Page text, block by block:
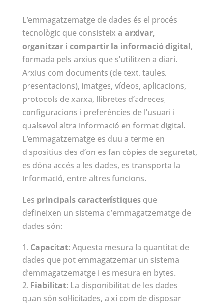
L’emmagatzematge de dades és el procés
tecnològic que consisteix a arxivar,
organitzar i compartir la informació digital,
formada pels arxius que s’utilitzen a diari.
Arxius com documents (de text, taules,
presentacions), imatges, vídeos, aplicacions,
protocols de xarxa, llibretes d’adreces,
configuracions i preferències de l’usuari i
qualsevol altra informació en format digital.
L’emmagatzematge es duu a terme en
dispositius des d’on es fan còpies de seguretat,
es dóna accés a les dades, es transporta la
informació, entre altres funcions.
Les principals característiquesque
defineixen un sistema d’emmagatzematge de
dades són:
Capacitat: Aquesta mesura la quantitat de
dades que pot emmagatzemar un sistema
d’emmagatzematge i es mesura en bytes.
Fiabilitat: La disponibilitat de les dades
quan són sol·licitades, així com de disposar